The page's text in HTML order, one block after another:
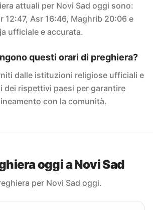
attuali per Novi Sad oggi sono:
12:47, Asr 16:46, Maghrib 20:06 e
ufficiale e accurata.
questi orari di preghiera?
dalle istituzioni religiose ufficiali e
dei rispettivi paesi per garantire
con la comunità.
oggi a Novi Sad
per Novi Sad oggi.